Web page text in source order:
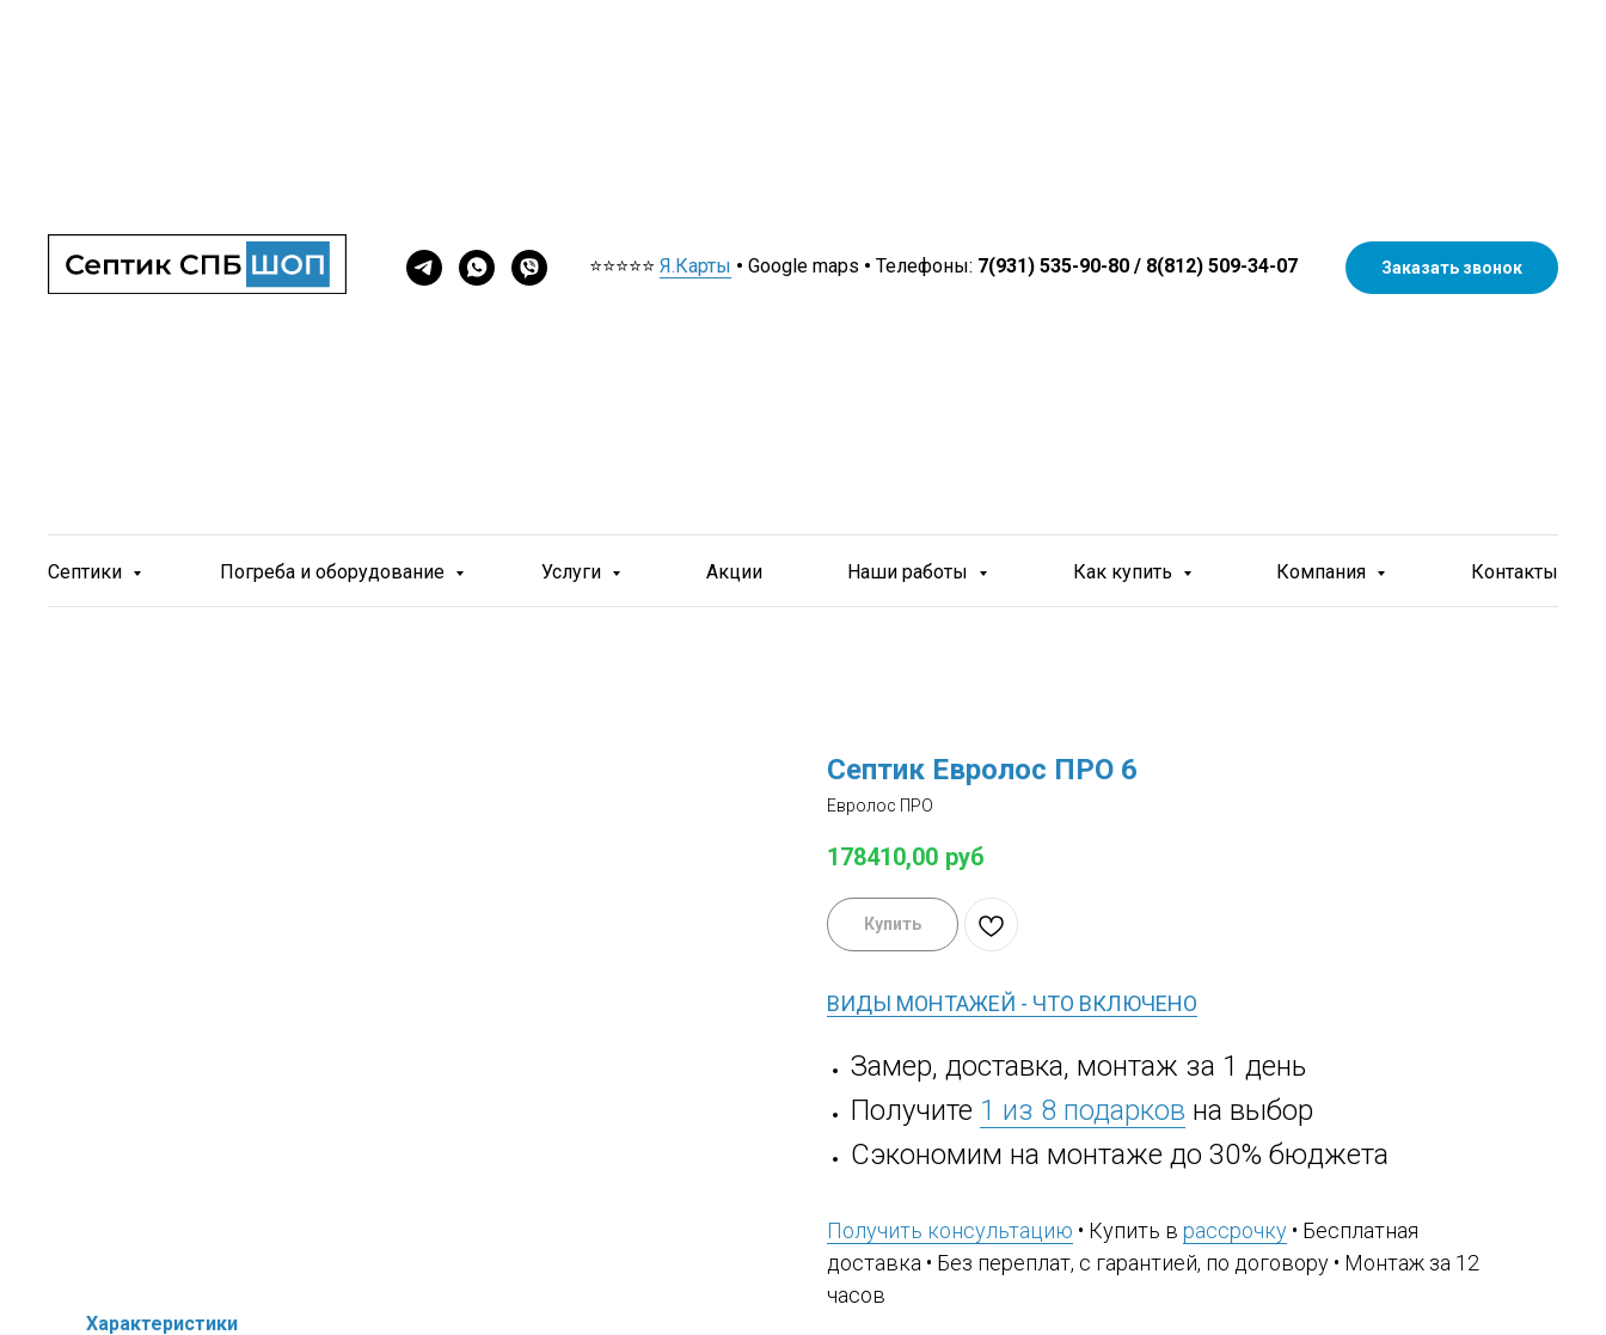
⭐⭐⭐⭐⭐ Я.Карты • Google maps • Телефоны: 7(931) 535-90-80 / 8(812) 509-34-07 Заказать звонок
Септики Погреба и оборудование Услуги Акции Наши работы Как купить Компания Контакты
Септик Евролос ПРО 6
Евролос ПРО
178410,00 руб
Купить
ВИДЫ МОНТАЖЕЙ - ЧТО ВКЛЮЧЕНО
Замер, доставка, монтаж за 1 день
Получите 1 из 8 подарков на выбор
Сэкономим на монтаже до 30% бюджета
Получить консультацию • Купить в рассрочку • Бесплатная
доставка • Без переплат, с гарантией, по договору • Монтаж за 12
часов
Характеристики